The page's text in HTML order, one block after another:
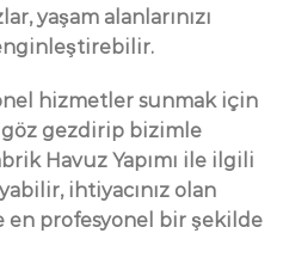
yaşam alanlarınızı
hizmetler sunmak için
göz gezdirip bizimle
Havuz Yapımı ile ilgili
ihtiyacınız olan
en profesyonel bir şekilde